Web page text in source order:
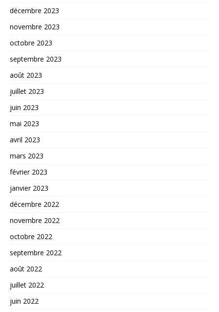
décembre 2023
novembre 2023
octobre 2023
septembre 2023
août 2023
juillet 2023
juin 2023
mai 2023
avril 2023
mars 2023
février 2023
janvier 2023
décembre 2022
novembre 2022
octobre 2022
septembre 2022
août 2022
juillet 2022
juin 2022